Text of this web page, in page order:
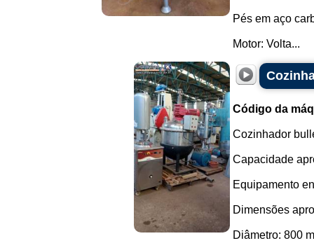
Pés em aço
Motor: Volta...
Código da
Cozinhador
Capacidade
Equipamento
Dimensões
Diâmetro: 800